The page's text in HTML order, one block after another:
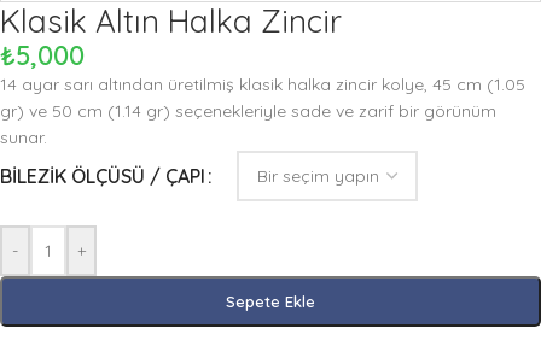
Klasik Altın Halka Zincir
₺5,000
14 ayar sarı altından üretilmiş klasik halka zincir kolye, 45 cm (1.05
gr) ve 50 cm (1.14 gr) seçenekleriyle sade ve zarif bir görünüm
sunar.
BILEZIK ÖLÇÜSÜ / ÇAPI
- +
Sepete Ekle